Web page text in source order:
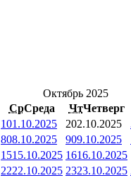
Октябрь 2025
СрСреда ЧтЧетверг
101.10.2025 202.10.2025
808.10.2025 909.10.2025
1515.10.2025 1616.10.2025
2222.10.2025 2323.10.2025